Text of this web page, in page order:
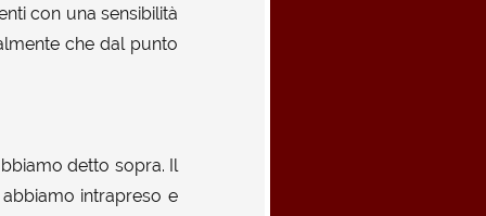
con una sensibilità
che dal punto
detto sopra. Il
intrapreso e